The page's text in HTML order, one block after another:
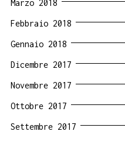
Marzo 2018
Febbraio 2018
Gennaio 2018
Dicembre 2017
Novembre 2017
Ottobre 2017
Settembre 2017